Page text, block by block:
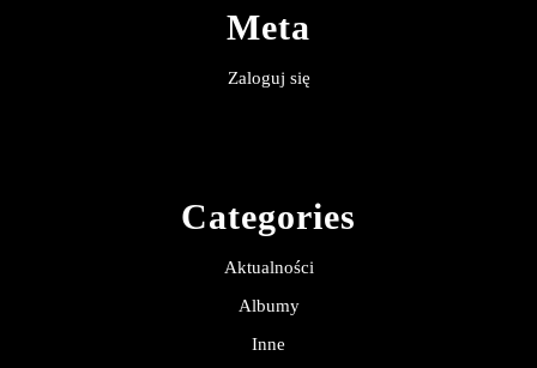
Meta
Zaloguj się
Categories
Aktualności
Albumy
Inne